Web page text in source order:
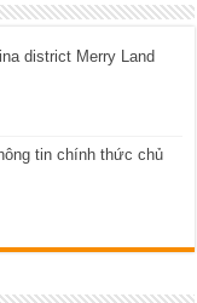
district Merry Land
tin chính thức chủ